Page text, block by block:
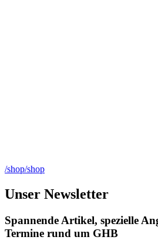
/shop/shop
Unser Newsletter
Spannende Artikel, spezielle
Termine rund um GHB